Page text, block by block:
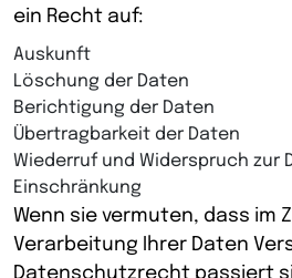
ein Recht auf:
Auskunft
Löschung der Daten
Berichtigung der Daten
Übertragbarkeit der Daten
Wiederruf und Widerspruch zur
Einschränkung
Wenn sie vermuten, dass im
Verarbeitung Ihrer Daten
Datenschutzrecht passiert